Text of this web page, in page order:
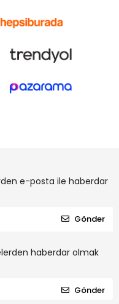
e-posta ile haberdar
Gönder
haberdar olmak
Gönder